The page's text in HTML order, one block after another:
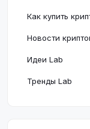
Как купить
Новости
Идеи Lab
Тренды Lab